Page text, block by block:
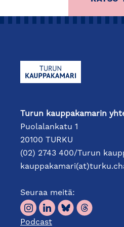
laajennetaan
OHJELMA
9:00
Maailman
Turun kauppakamarin
Puolalankatu 1
20100 TURKU
(02) 2743 400/Turun
Seuraa meitä:
Podcast